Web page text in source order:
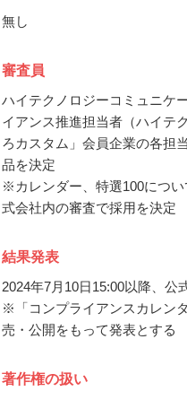
無し
審査員
ハイテクノロジーコミュニケ
イアンス推進担当者（ハイテ
ろカスタム」会員企業の各担
品を決定
※カレンダー、特選100につ
式会社内の審査で採用を決定
結果発表
2024年7月10日15:00以降、公
※「コンプライアンスカレン
売・公開をもって発表とする
著作権の扱い